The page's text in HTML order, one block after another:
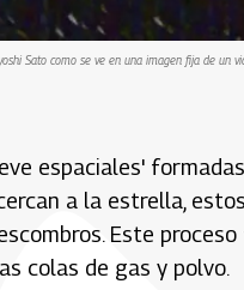
Sato como se ve en una imagen fija de un
espaciales'
a la estrella,
Este
colas de gas y polvo.